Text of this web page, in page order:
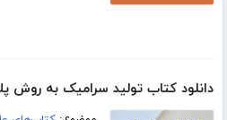
دانلود کتاب تولید سرامیک به روش